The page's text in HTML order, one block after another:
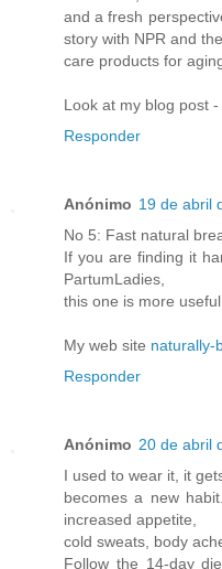
and a fresh
story with NPR and
care products for
Look at my blog post -
Responder
Anónimo 19 de abril
No 5: Fast natural
If you are finding it
PartumLadies,
this one is more
My web site naturally-
Responder
Anónimo 20 de abril
I used to wear it, it
becomes a new
increased appetite,
cold sweats, body
Follow the 14-day